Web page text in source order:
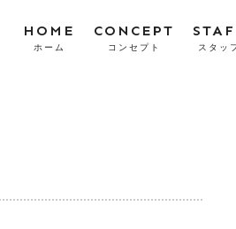
HOME
ホーム
CONCEPT
コンセプト スタッ